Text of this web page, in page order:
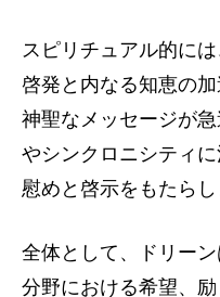
スピリチュアル的に
啓発と内なる知恵の加
神聖なメッセージが
やシンクロニシティ
慰めと啓示をもたらし
全体として、ドリー
分野における希望、